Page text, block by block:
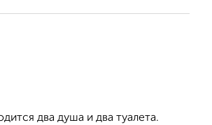
два душа и два туалета.